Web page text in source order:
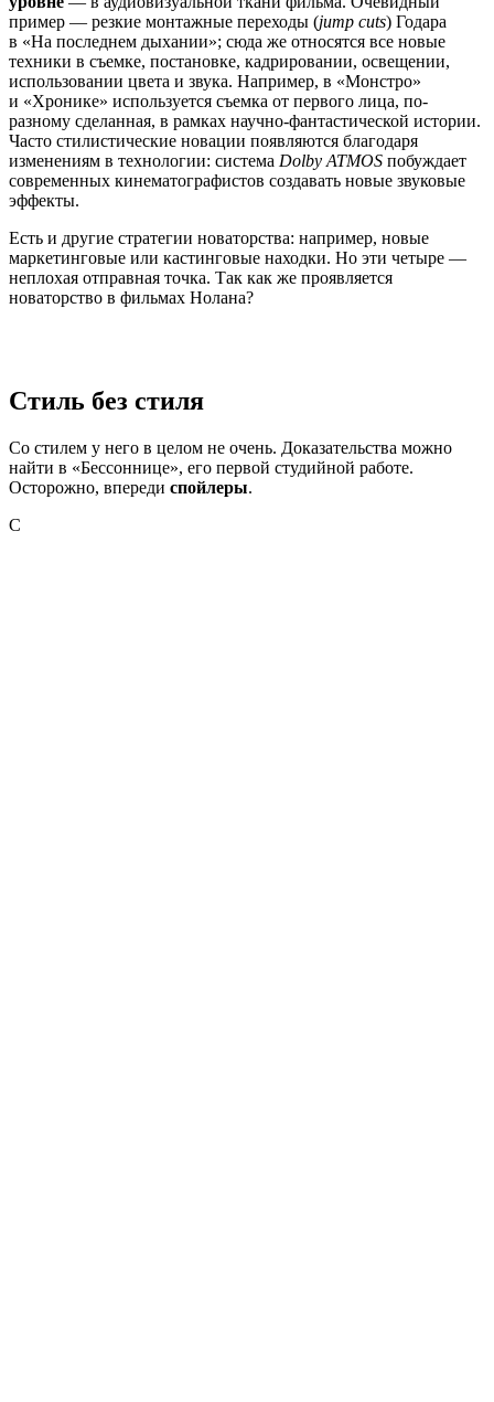
пример — резкие монтажные переходы (jump cuts) Годара
в «На последнем дыхании»; сюда же относятся все новые
техники в съемке, постановке, кадрировании, освещении,
использовании цвета и звука. Например, в «Монстро»
и «Хронике» используется съемка от первого лица, по-
разному сделанная, в рамках научно-фантастической истории.
Часто стилистические новации появляются благодаря
изменениям в технологии: система Dolby ATMOS побуждает
современных кинематографистов создавать новые звуковые
эффекты.
Есть и другие стратегии новаторства: например, новые
маркетинговые или кастинговые находки. Но эти четыре —
неплохая отправная точка. Так как же проявляется
новаторство в фильмах Нолана?
Стиль без стиля
Со стилем у него в целом не очень. Доказательства можно
найти в «Бессоннице», его первой студийной работе.
Осторожно, впереди спойлеры.
С